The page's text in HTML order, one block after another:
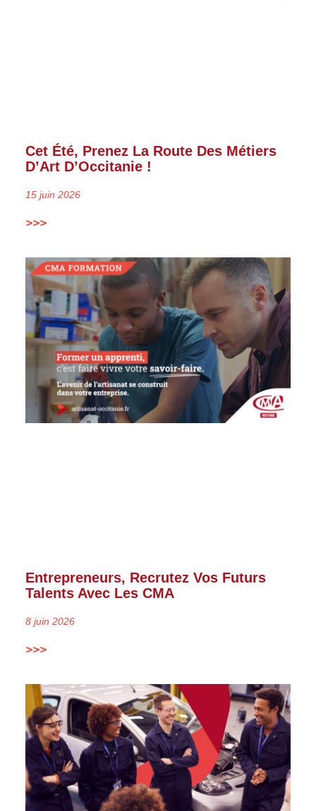
Cet Été, Prenez La Route Des Métiers
D’Art D’Occitanie !
15 juin 2026
>>>
Entrepreneurs, Recrutez Vos Futurs
Talents Avec Les CMA
8 juin 2026
>>>